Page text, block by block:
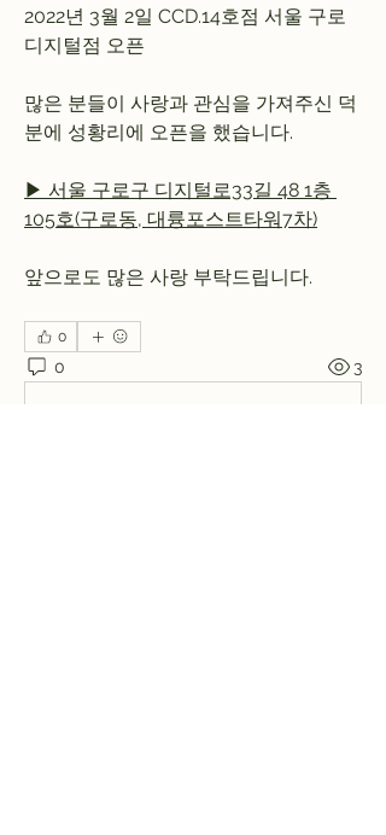
2022년 3월 2일 CCD.14호점 서울 구로
디지털점 오픈
많은 분들이 사랑과 관심을 가져주신 덕
분에 성황리에 오픈을 했습니다.
▶ 서울 구로구 디지털로33길 48 1층
105호(구로동, 대륭포스트타워7차)
앞으로도 많은 사랑 부탁드립니다.
0
0 3